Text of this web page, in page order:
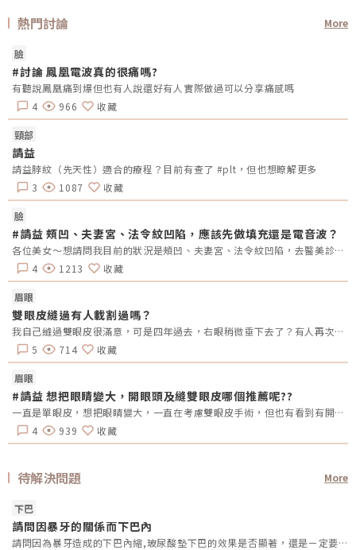
熱門討論 More
臉
#討論 鳳凰電波真的很痛嗎?
有聽說鳳凰痛到爆但也有人說還好有人實際做過可以分享痛感嗎
4
966 收藏
頸部
請益
請益脖紋（先天性）適合的療程？目前有查了 #plt，但也想瞭解更多
3
1087 收藏
臉
#請益 頰凹、夫妻宮、法令紋凹陷，應該先做填充還是電音波？
各位美女～想請問我目前的狀況是頰凹、夫妻宮、法令紋凹陷，去醫美診所諮詢，他是建議我電音波也要做，但療程下來要20萬左右，目前最困擾的是法令紋&gt;頰凹&gt;夫妻宮是先填充完再打電波嗎？還是先打電波再填充呢～～Â
4
1213 收藏
眉眼
雙眼皮縫過有人載割過嗎？
我自己縫過雙眼皮很滿意，可是四年過去，右眼稍微垂下去了？有人再次縫？或者換成割的？又或者聽說可以去掉一些眼皮脂肪的經驗嗎？
5
714 收藏
眉眼
#請益 想把眼睛變大，開眼頭及縫雙眼皮哪個推薦呢??
一直是單眼皮，想把眼睛變大，一直在考慮雙眼皮手術，但也有看到有開眼頭的手術，哪總推薦呢?還是兩個都做??需要注意甚麼嗎??
4
939 收藏
待解決問題 More
下巴
請問因暴牙的關係而下巴內
請問因為暴牙造成的下巴內縮,玻尿酸墊下巴的效果是否顯著，還是ㄧ定要置入性的墊下巴？